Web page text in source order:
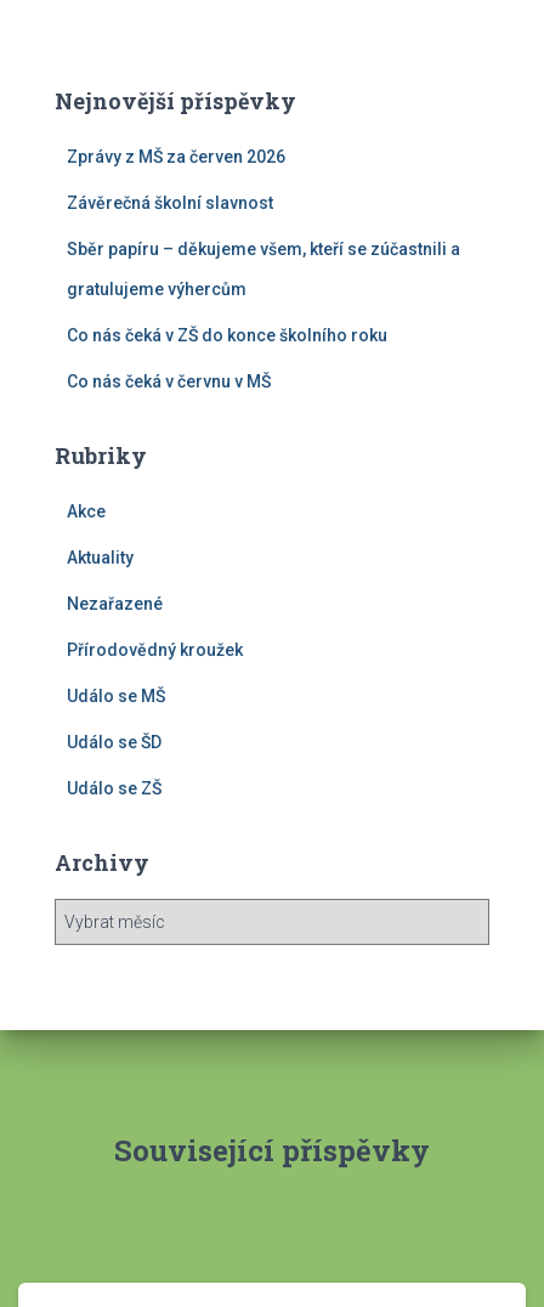
Nejnovější příspěvky
Zprávy z MŠ za červen 2026
Závěrečná školní slavnost
Sběr papíru – děkujeme všem, kteří se zúčastnili a
gratulujeme výhercům
Co nás čeká v ZŠ do konce školního roku
Co nás čeká v červnu v MŠ
Rubriky
Akce
Aktuality
Nezařazené
Přírodovědný kroužek
Událo se MŠ
Událo se ŠD
Událo se ZŠ
Archivy
Související příspěvky